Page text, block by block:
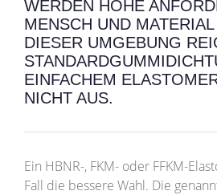
WERDEN HOHE
MENSCH UND
DIESER UMGEBUNG
EINFACHEM
NICHT AUS.
Ein HBNR-, FKM- oder FFKM-
Fall die bessere Wahl. Die